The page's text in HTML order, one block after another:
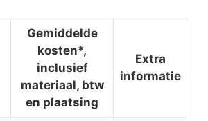
Gemiddelde
kosten*,
inclusief
materiaal, btw
en plaatsing
Extra
informatie